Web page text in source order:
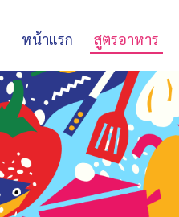
หน้าแรก สูตรอาหาร